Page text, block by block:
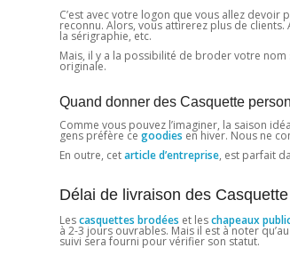
C’est avec votre logon que vous allez
reconnu. Alors, vous attirerez plus de
la sérigraphie, etc.
Mais, il y a la possibilité de broder votre nom
originale.
Quand donner des Casquette
Comme vous pouvez l’imaginer, la saison
gens préfère ce goodies en hiver. Nous ne
En outre, cetarticle d’entreprise, est parfait
Délai de livraison des
Lescasquettes brodées et leschapeaux
à 2-3 jours ouvrables. Mais il est à noter
suivi sera fourni pour vérifier son statut.